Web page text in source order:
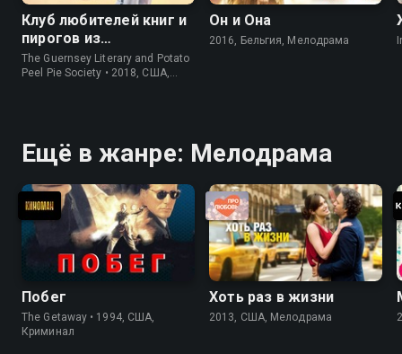
Клуб любителей книг и
пирогов из
картофельных
очистков
The Guernsey Literary and Potato
Peel Pie Society • 2018, США,
Он и Она
2016, Бельгия, Мелодрама
Ещё в жанре: Мелодрама
Побег
The Getaway • 1994, США,
Криминал
Хоть раз в жизни
2013, США, Мелодрама